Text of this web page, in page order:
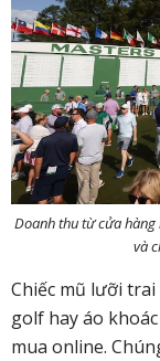
Doanh thu từ cửa hàng
và
Chiếc mũ lưỡi
golf hay áo
mua online.